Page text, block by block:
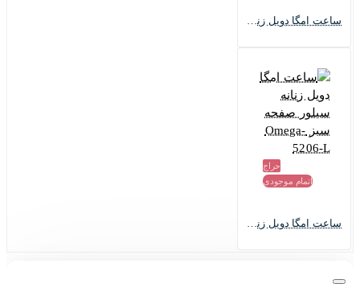
ساعت امگا دویل زنانه سیلور صفحه سفید Omega-5205-L
حراج
اتمام موجودی
ساعت امگا دویل زنانه سیلور صفحه سبز Omega-5206-L